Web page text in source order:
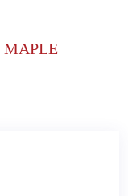
MAPLE